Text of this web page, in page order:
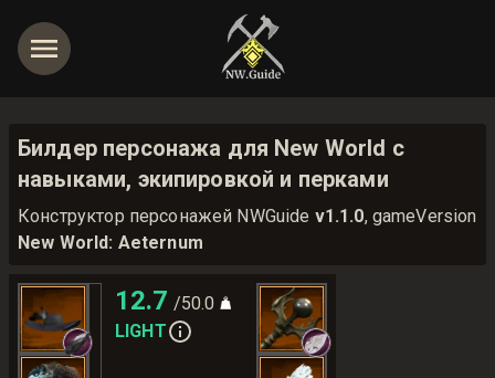
Билдер персонажа для New World с
навыками, экипировкой и перками
Конструктор персонажей NWGuide v1.1.0, gameVersion
New World: Aeternum
12.7 /50.0
LIGHT